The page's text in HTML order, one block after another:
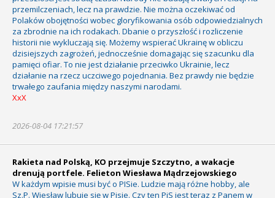
przemilczeniach, lecz na prawdzie. Nie można oczekiwać od
Polaków obojętności wobec gloryfikowania osób odpowiedzialnych
za zbrodnie na ich rodakach. Dbanie o przyszłość i rozliczenie
historii nie wykluczają się. Możemy wspierać Ukrainę w obliczu
dzisiejszych zagrożeń, jednocześnie domagając się szacunku dla
pamięci ofiar. To nie jest działanie przeciwko Ukrainie, lecz
działanie na rzecz uczciwego pojednania. Bez prawdy nie będzie
trwałego zaufania między naszymi narodami.
XxX
2026-08-04 17:21:57
Rakieta nad Polską, KO przejmuje Szczytno, a wakacje
drenują portfele. Felieton Wiesława Mądrzejowskiego
W każdym wpisie musi być o PISie. Ludzie mają różne hobby, ale
Sz.P. Wiesław lubuje się w Pisie. Czy ten PiS jest teraz z Panem w